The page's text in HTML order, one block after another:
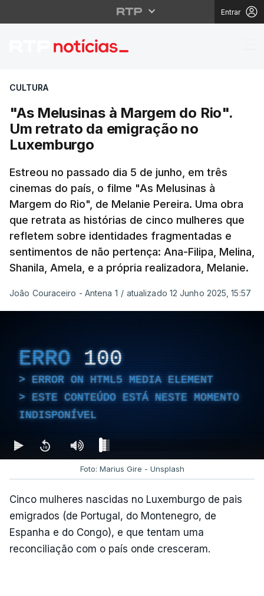
Entrar
"As Melusinas à
CULTURA
"As Melusinas à Margem do Rio".
Um retrato da emigração no
Luxemburgo
Estreou no passado dia 5 de junho, em três
cinemas do país, o filme "As Melusinas à
Margem do Rio", de Melanie Pereira. Uma obra
que retrata as histórias de cinco mulheres que
refletem sobre identidades fragmentadas e
sentimentos de não pertença: Ana-Filipa, Melina,
Shanila, Amela, e a própria realizadora, Melanie.
João Couraceiro - Antena 1 / atualizado 12 Junho 2025, 15:57
ERRO 100
ERROR ON HTML5 MEDIA ELEMENT
ESTE CONTEÚDO ESTÁ NESTE MOMENTO
INDISPONÍVEL
Foto: Marius Gire - Unsplash
Cinco mulheres nascidas no Luxemburgo de pais
emigrados (de Portugal, do Montenegro, de
Espanha e do Congo), e que tentam uma
reconciliação com o país onde cresceram.